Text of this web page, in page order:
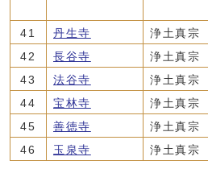
41
丹生寺 浄土真宗
42
長谷寺 浄土真宗
43
法谷寺 浄土真宗
44
宝林寺 浄土真宗
45
善徳寺 浄土真宗
46
玉泉寺 浄土真宗